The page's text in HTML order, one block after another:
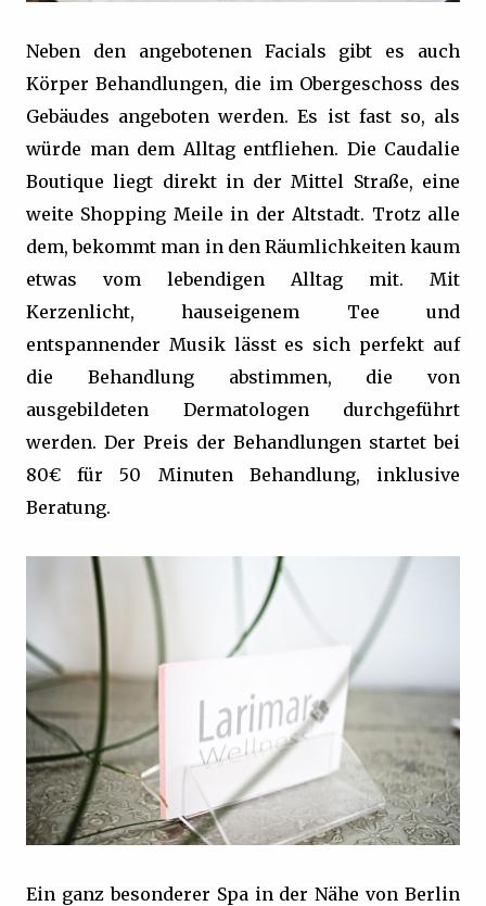
Neben den angebotenen Facials gibt es auch
Körper Behandlungen, die im Obergeschoss des
Gebäudes angeboten werden. Es ist fast so, als
würde man dem Alltag entfliehen. Die Caudalie
Boutique liegt direkt in der Mittel Straße, eine
weite Shopping Meile in der Altstadt. Trotz alle
dem, bekommt man in den Räumlichkeiten kaum
etwas vom lebendigen Alltag mit. Mit
Kerzenlicht, hauseigenem Tee und
entspannender Musik lässt es sich perfekt auf
die Behandlung abstimmen, die von
ausgebildeten Dermatologen durchgeführt
werden. Der Preis der Behandlungen startet bei
80€ für 50 Minuten Behandlung, inklusive
Beratung.
Ein ganz besonderer Spa in der Nähe von Berlin